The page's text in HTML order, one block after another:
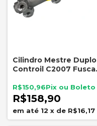
Cilindro Mestre Duplo
Controil C2007 Fusca
XEF
R$158,90
R$150,96
12 x de R$16,17